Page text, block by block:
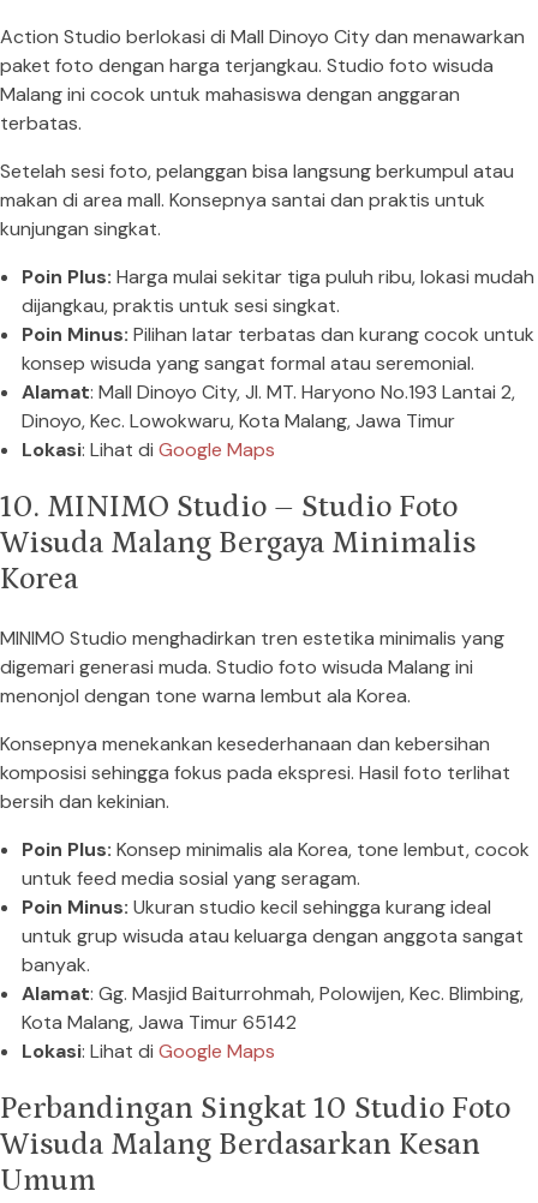
Action Studio berlokasi di Mall Dinoyo City dan menawarkan
paket foto dengan harga terjangkau. Studio foto wisuda
Malang ini cocok untuk mahasiswa dengan anggaran
terbatas.
Setelah sesi foto, pelanggan bisa langsung berkumpul atau
makan di area mall. Konsepnya santai dan praktis untuk
kunjungan singkat.
Poin Plus: Harga mulai sekitar tiga puluh ribu, lokasi mudah
dijangkau, praktis untuk sesi singkat.
Poin Minus: Pilihan latar terbatas dan kurang cocok untuk
konsep wisuda yang sangat formal atau seremonial.
Alamat: Mall Dinoyo City, Jl. MT. Haryono No.193 Lantai 2,
Dinoyo, Kec. Lowokwaru, Kota Malang, Jawa Timur
Lokasi: Lihat di Google Maps
10. MINIMO Studio – Studio Foto
Wisuda Malang Bergaya Minimalis
Korea
MINIMO Studio menghadirkan tren estetika minimalis yang
digemari generasi muda. Studio foto wisuda Malang ini
menonjol dengan tone warna lembut ala Korea.
Konsepnya menekankan kesederhanaan dan kebersihan
komposisi sehingga fokus pada ekspresi. Hasil foto terlihat
bersih dan kekinian.
Poin Plus: Konsep minimalis ala Korea, tone lembut, cocok
untuk feed media sosial yang seragam.
Poin Minus: Ukuran studio kecil sehingga kurang ideal
untuk grup wisuda atau keluarga dengan anggota sangat
banyak.
Alamat: Gg. Masjid Baiturrohmah, Polowijen, Kec. Blimbing,
Kota Malang, Jawa Timur 65142
Lokasi: Lihat di Google Maps
Perbandingan Singkat 10 Studio Foto
Wisuda Malang Berdasarkan Kesan
Umum